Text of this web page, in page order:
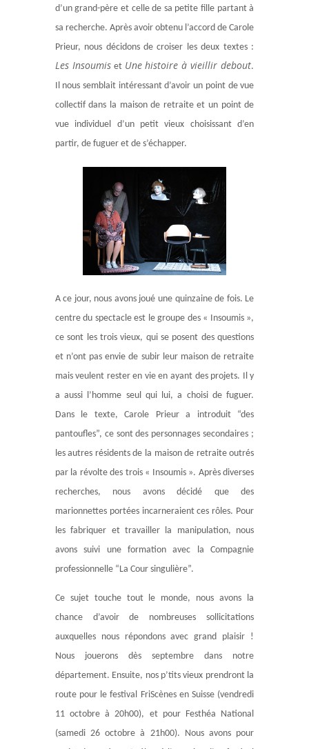
d’un grand-père et celle de sa petite fille partant à
sa recherche. Après avoir obtenu l’accord de Carole
Prieur, nous décidons de croiser les deux textes :
Les Insoumiset Une histoire à vieillir debout.
Il nous semblait intéressant d’avoir un point de vue
collectif dans la maison de retraite et un point de
vue individuel d’un petit vieux choisissant d’en
partir, de fuguer et de s’échapper.
A ce jour, nous avons joué une quinzaine de fois. Le
centre du spectacle est le groupe des « Insoumis »,
ce sont les trois vieux, qui se posent des questions
et n’ont pas envie de subir leur maison de retraite
mais veulent rester en vie en ayant des projets. Il y
a aussi l’homme seul qui lui, a choisi de fuguer.
Dans le texte, Carole Prieur a introduit “des
pantoufles”, ce sont des personnages secondaires ;
les autres résidents de la maison de retraite outrés
par la révolte des trois « Insoumis ». Après diverses
recherches, nous avons décidé que des
marionnettes portées incarneraient ces rôles. Pour
les fabriquer et travailler la manipulation, nous
avons suivi une formation avec la Compagnie
professionnelle “La Cour singulière”.
Ce sujet touche tout le monde, nous avons la
chance d’avoir de nombreuses sollicitations
auxquelles nous répondons avec grand plaisir !
Nous jouerons dès septembre dans notre
département. Ensuite, nos p’tits vieux prendront la
route pour le festival FriScènes en Suisse (vendredi
11 octobre à 20h00), et pour Festhéa National
(samedi 26 octobre à 21h00). Nous avons pour